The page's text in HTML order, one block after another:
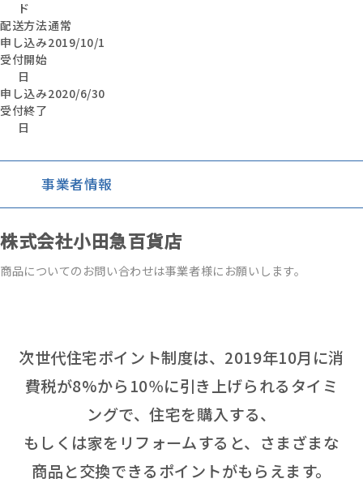
ド
配送方法通常
申し込み
受付開始
日
2019/10/1
申し込み
受付終了
日
2020/6/30
事業者情報
株式会社小田急百貨店
商品についてのお問い合わせは事業者様にお願いします。
次世代住宅ポイント制度は、2019年10月に消
費税が8%から10％に引き上げられるタイミ
ングで、住宅を購入する、
もしくは家をリフォームすると、さまざまな
商品と交換できるポイントがもらえます。